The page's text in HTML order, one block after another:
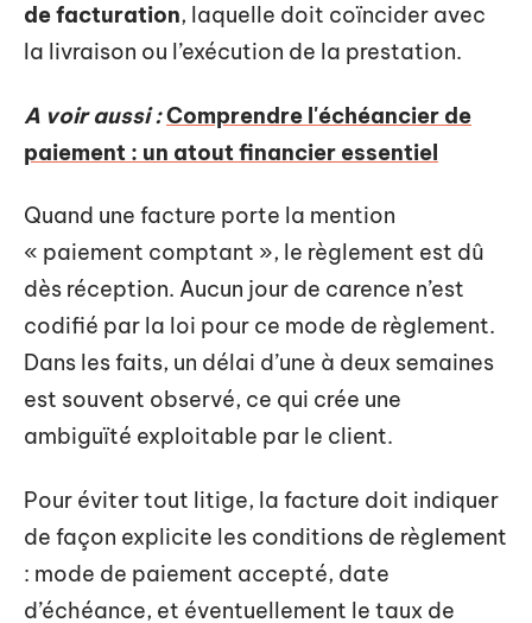
de facturation, laquelle doit coïncider avec
la livraison ou l’exécution de la prestation.
A voir aussi :Comprendre l'échéancier de
paiement : un atout financier essentiel
Quand une facture porte la mention
« paiement comptant », le règlement est dû
dès réception. Aucun jour de carence n’est
codifié par la loi pour ce mode de règlement.
Dans les faits, un délai d’une à deux semaines
est souvent observé, ce qui crée une
ambiguïté exploitable par le client.
Pour éviter tout litige, la facture doit indiquer
de façon explicite les conditions de règlement
: mode de paiement accepté, date
d’échéance, et éventuellement le taux de